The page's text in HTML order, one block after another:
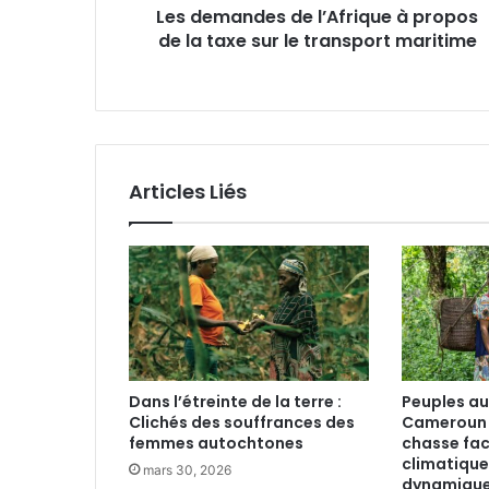
l
r
i
q
u
e
à
p
r
o
p
o
s
d
Les demandes de l’Afrique à propos
de la taxe sur le transport maritime
Articles Liés
Dans l’étreinte de la terre :
Clichés des souffrances des
femmes autochtones
mars 30, 2026
Peuples
chasse